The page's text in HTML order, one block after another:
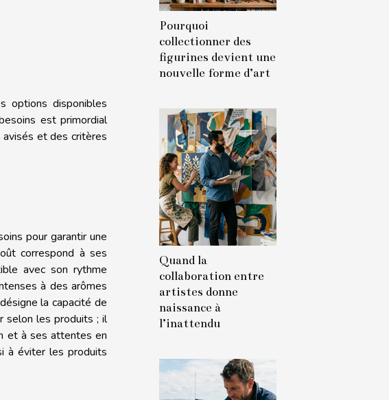
options disponibles
est primordial
avisés et des critères
pour garantir une
correspond à ses
avec son rythme
à des arômes
la capacité de
selon les produits ; il
et à ses attentes en
à éviter les produits
Pourquoi
collectionner des
figurines devient une
nouvelle forme d’art
Quand la
collaboration entre
artistes donne
naissance à
l’inattendu